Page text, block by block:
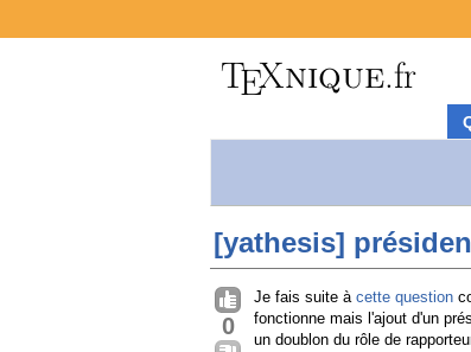
[yathesis]
0
Je fais suite à cette question
fonctionne mais l'ajout d'un
un doublon du rôle de